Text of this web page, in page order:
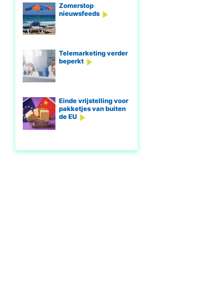
Zomerstop
nieuwsfeeds
Telemarketing verder
beperkt
Einde vrijstelling voor
pakketjes van buiten
de EU